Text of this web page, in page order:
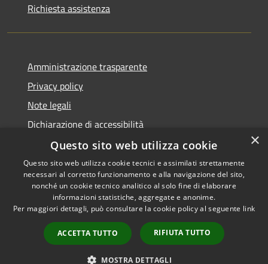
Richiesta assistenza
Amministrazione trasparente
Privacy policy
Note legali
Dichiarazione di accessibilità
Accessibilità
Privacy
Mappa del sito
Copyright © 2026 • Comune di
Atri • Powered by
Municipium•Accesso
redazione
×
Questo sito web utilizza cookie
Questo sito web utilizza cookie tecnici e assimilati strettamente
necessari al corretto funzionamento e alla navigazione del sito,
nonché un cookie tecnico analitico al solo fine di elaborare
informazioni statistiche, aggregate e anonime.
Per maggiori dettagli, può consultare la cookie policy al seguente link
ACCETTA TUTTO RIFIUTA TUTTO
MOSTRA DETTAGLI